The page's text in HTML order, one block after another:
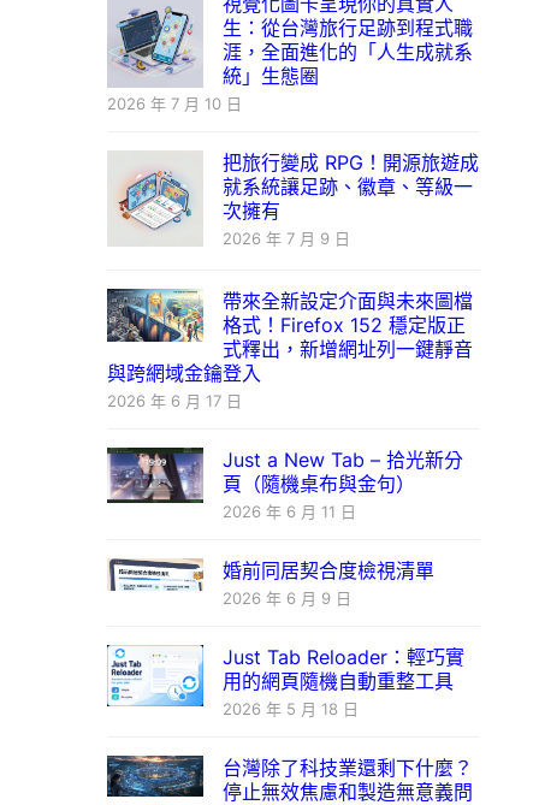
生：從台灣旅行足跡到程式職
涯，全面進化的「人生成就系
統」生態圈
2026 年 7 月 10 日
把旅行變成 RPG！開源旅遊成
就系統讓足跡、徽章、等級一
次擁有
2026 年 7 月 9 日
帶來全新設定介面與未來圖檔
格式！Firefox 152 穩定版正
式釋出，新增網址列一鍵靜音
與跨網域金鑰登入
2026 年 6 月 17 日
Just a New Tab – 拾光新分
頁（隨機桌布與金句）
2026 年 6 月 11 日
婚前同居契合度檢視清單
2026 年 6 月 9 日
Just Tab Reloader：輕巧實
用的網頁隨機自動重整工具
2026 年 5 月 18 日
台灣除了科技業還剩下什麼？
停止無效焦慮和製造無意義問